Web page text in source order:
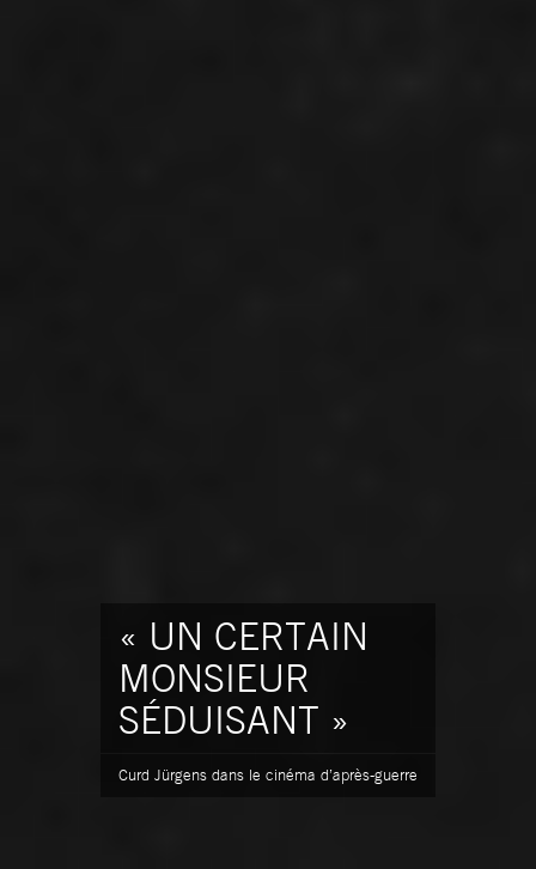
« UN CERTAIN
MONSIEUR
SÉDUISANT »
Curd Jürgens dans le cinéma d’après-guerre